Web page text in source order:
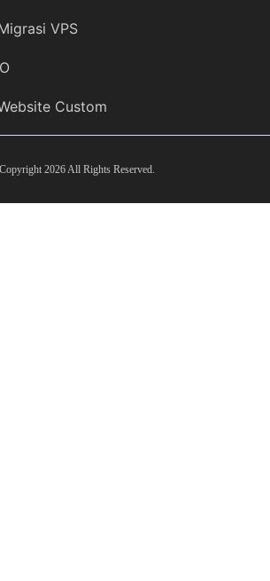
VPS
Custom
2026 All Rights Reserved.